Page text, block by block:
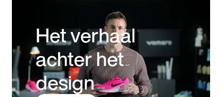
Het verhaal
achter het
design